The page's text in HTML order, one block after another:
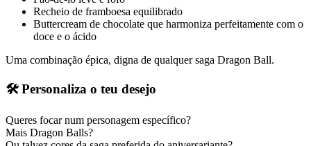
Recheio de framboesa equilibrado
Buttercream de chocolate que harmoniza perfeitamente com o
doce e o ácido
Uma combinação épica, digna de qualquer saga Dragon Ball.
🛠️ Personaliza o teu desejo
Queres focar num personagem específico?
Mais Dragon Balls?